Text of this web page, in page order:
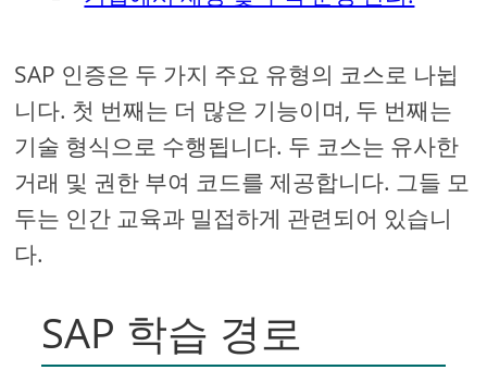
SAP 인증은 두 가지 주요 유형의 코스로 나뉩
니다. 첫 번째는 더 많은 기능이며, 두 번째는
기술 형식으로 수행됩니다. 두 코스는 유사한
거래 및 권한 부여 코드를 제공합니다. 그들 모
두는 인간 교육과 밀접하게 관련되어 있습니
다.
SAP 학습 경로